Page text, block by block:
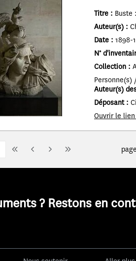
Titre : Buste
Auteur(s) :
Date : 1898-
N°
Collection :
Auteur(s)
Déposant:
Ouvrir le
page
? Restons en